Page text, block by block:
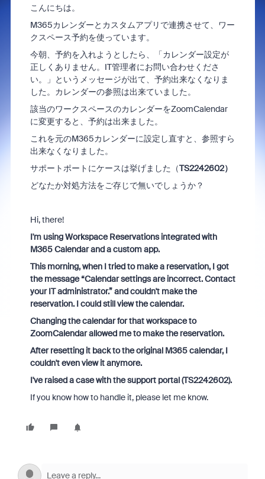
こんにちは。
M365カレンダーとカスタムアプリで連携させて、ワー
クスペース予約を使っています。
今朝、予約を入れようとしたら、「カレンダー設定が
正しくありません。IT管理者にお問い合わせくださ
い。」というメッセージが出て、予約出来なくなりま
した。カレンダーの参照は出来ていました。
該当のワークスペースのカレンダーをZoomCalendar
に変更すると、予約は出来ました。
これを元のM365カレンダーに設定し直すと、参照すら
出来なくなりました。
サポートポートにケースは挙げました（TS2242602）
どなたか対処方法をご存じで無いでしょうか？
Hi, there!
I'm using Workspace Reservations integrated with
M365 Calendar and a custom app.
This morning, when I tried to make a reservation, I got
the message “Calendar settings are incorrect. Contact
your IT administrator.” and couldn't make the
reservation. I could still view the calendar.
Changing the calendar for that workspace to
ZoomCalendar allowed me to make the reservation.
After resetting it back to the original M365 calendar, I
couldn't even view it anymore.
I've raised a case with the support portal (TS2242602).
If you know how to handle it, please let me know.